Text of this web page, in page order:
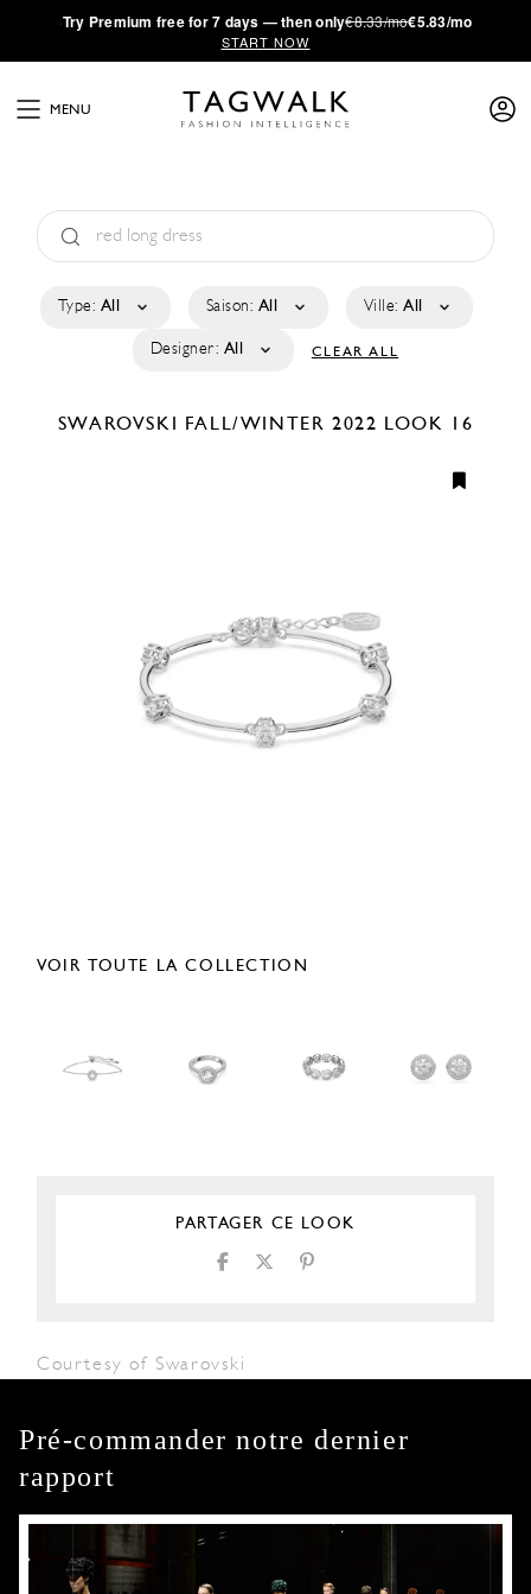
·Try Premium free for 7 days — then only€8.33/mo€5.83/mo
START NOW
MENU
Type: All Saison: All Ville: All
Designer: All CLEAR ALL
SWAROVSKI FALL/WINTER 2022 LOOK 16
VOIR TOUTE LA COLLECTION
PARTAGER CE LOOK
Courtesy of Swarovski
Pré-commander notre dernier
rapport